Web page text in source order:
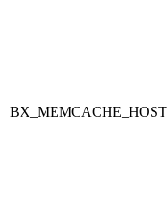
BX_MEMCACHE_HOST